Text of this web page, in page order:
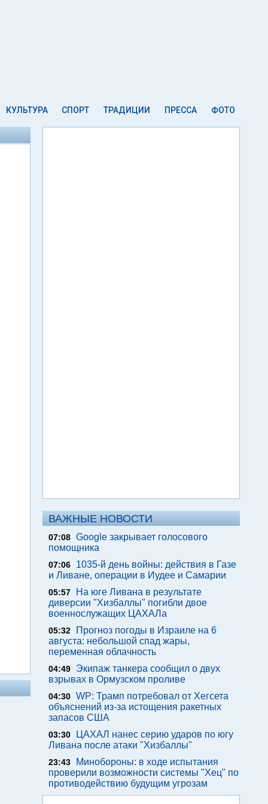
КУЛЬТУРА СПОРТ ТРАДИЦИИ ПРЕССА ФОТО
ВАЖНЫЕ НОВОСТИ
07:08 Google закрывает голосового
помощника
07:06
1035-й день войны: действия в Газе
и Ливане, операции в Иудее и Самарии
05:57
На юге Ливана в результате
диверсии "Хизбаллы" погибли двое
военнослужащих ЦАХАЛа
05:32
Прогноз погоды в Израиле на 6
августа: небольшой спад жары,
переменная облачность
04:49
Экипаж танкера сообщил о двух
взрывах в Ормузском проливе
04:30 WP: Трамп потребовал от Хегсета
объяснений из-за истощения ракетных
запасов США
03:30
ЦАХАЛ нанес серию ударов по югу
Ливана после атаки "Хизбаллы"
23:43
Минобороны: в ходе испытания
проверили возможности системы "Хец" по
противодействию будущим угрозам